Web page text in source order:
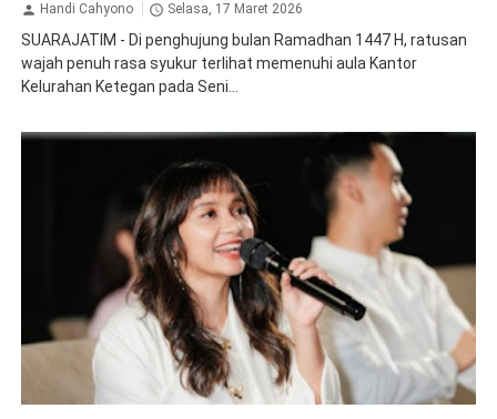
Handi Cahyono Selasa, 17 Maret 2026
SUARAJATIM - Di penghujung bulan Ramadhan 1447 H, ratusan
wajah penuh rasa syukur terlihat memenuhi aula Kantor
Kelurahan Ketegan pada Seni...